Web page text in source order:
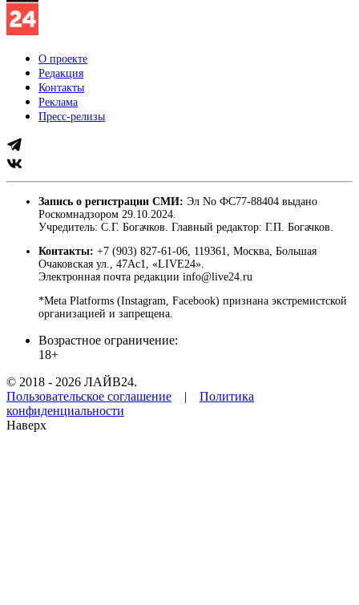
О проекте
Редакция
Контакты
Реклама
Пресс-релизы
Запись о регистрации СМИ: Эл No ФС77-88404 выдано
Роскомнадзором 29.10.2024.
Учредитель: С.Г. Богачков. Главный редактор: Г.П. Богачков.
Контакты: +7 (903) 827-61-06, 119361, Москва, Большая
Очаковская ул., 47Ас1, «LIVE24».
Электронная почта редакции info@live24.ru
*Meta Platforms (Instagram, Facebook) признана экстремистской
организацией и запрещена.
Возрастное ограничение:
18+
© 2018 - 2026 ЛАЙВ24.
Пользовательское соглашение | Политика
конфиденциальности
Наверх